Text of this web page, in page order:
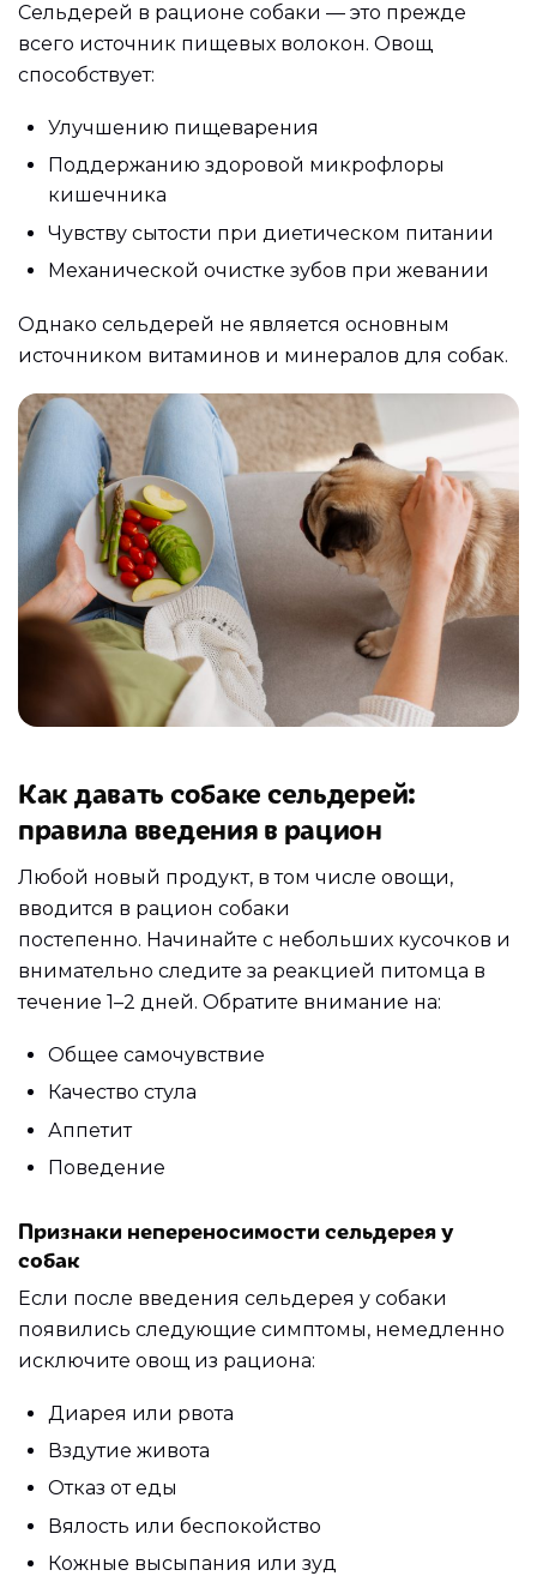
Сельдерей в рационе собаки — это прежде
всего источник пищевых волокон. Овощ
способствует:
Улучшению пищеварения
Поддержанию здоровой микрофлоры
кишечника
Чувству сытости при диетическом питании
Механической очистке зубов при жевании
Однако сельдерей не является основным
источником витаминов и минералов для собак.
Как давать собаке сельдерей:
правила введения в рацион
Любой новый продукт, в том числе овощи,
вводится в рацион собаки
постепенно. Начинайте с небольших кусочков и
внимательно следите за реакцией питомца в
течение 1–2 дней. Обратите внимание на:
Общее самочувствие
Качество стула
Аппетит
Поведение
Признаки непереносимости сельдерея у
собак
Если после введения сельдерея у собаки
появились следующие симптомы, немедленно
исключите овощ из рациона:
Диарея или рвота
Вздутие живота
Отказ от еды
Вялость или беспокойство
Кожные высыпания или зуд